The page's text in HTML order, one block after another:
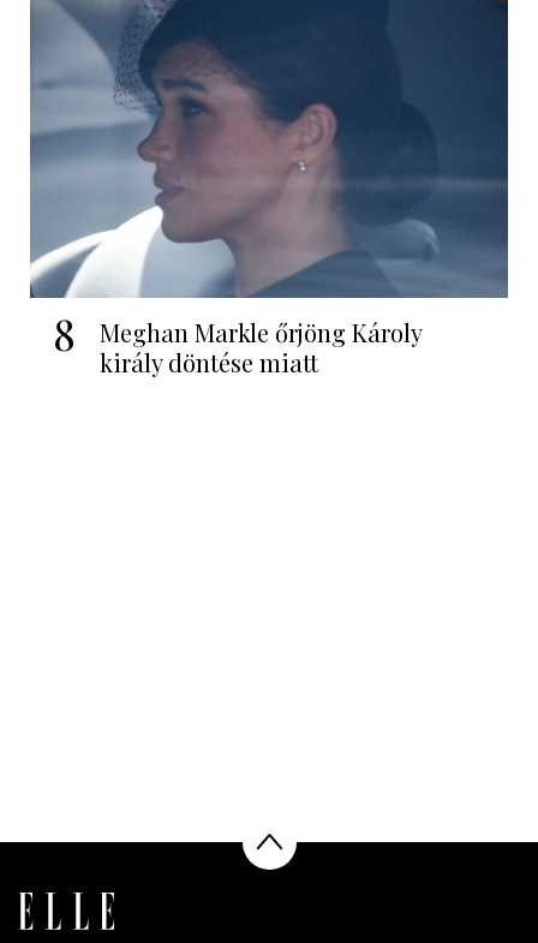
8
Meghan Markle őrjöng Károly
király döntése miatt